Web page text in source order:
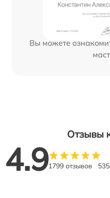
Вы можете
Отзывы
4.91799 отзывов